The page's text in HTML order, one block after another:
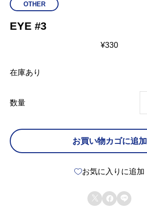
OTHER
EYE #3
¥330
在庫あり
数量
お買い物カゴに追加
お気に入りに追加
  